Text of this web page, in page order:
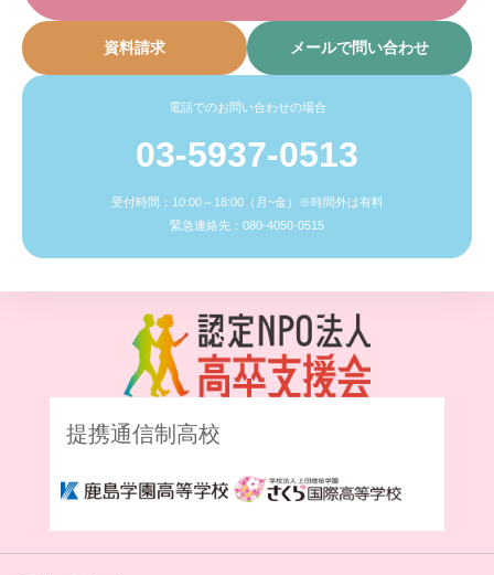
資料請求 メールで問い合わせ
電話でのお問い合わせの場合
03-5937-0513
受付時間：10:00～18:00（月~金）※時間外は有料
緊急連絡先：080-4050-0515
提携通信制高校